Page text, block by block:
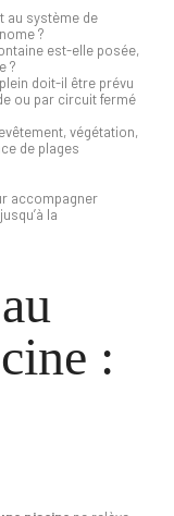
au système de
?
est-elle posée,
?
doit-il être prévu
ou par circuit fermé
végétation,
de plages
accompagner
la
: